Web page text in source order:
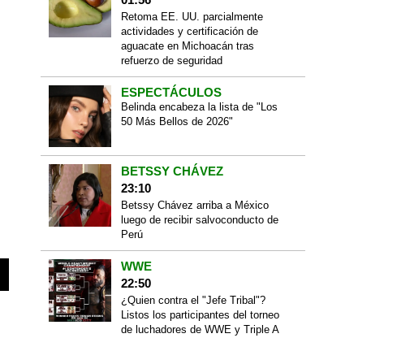
Retoma EE. UU. parcialmente
actividades y certificación de
aguacate en Michoacán tras
refuerzo de seguridad
ESPECTÁCULOS
Belinda encabeza la lista de "Los
50 Más Bellos de 2026"
BETSSY CHÁVEZ
23:10
Betssy Chávez arriba a México
luego de recibir salvoconducto de
Perú
WWE
22:50
¿Quien contra el "Jefe Tribal"?
Listos los participantes del torneo
de luchadores de WWE y Triple A